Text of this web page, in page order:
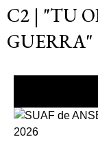
C2 | "TU
GUERRA"